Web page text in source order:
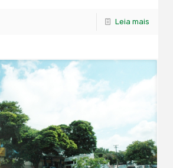
Leia mais